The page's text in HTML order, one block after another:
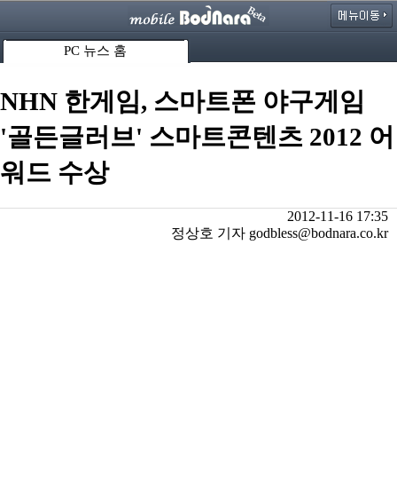
PC 뉴스 홈
NHN 한게임, 스마트폰 야구게임
'골든글러브' 스마트콘텐츠 2012 어
워드 수상
2012-11-16 17:35
정상호 기자 godbless@bodnara.co.kr